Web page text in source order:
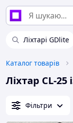
Ліхтарі GDlite
Каталог товарів
Ліхтар CL-
Фільтри